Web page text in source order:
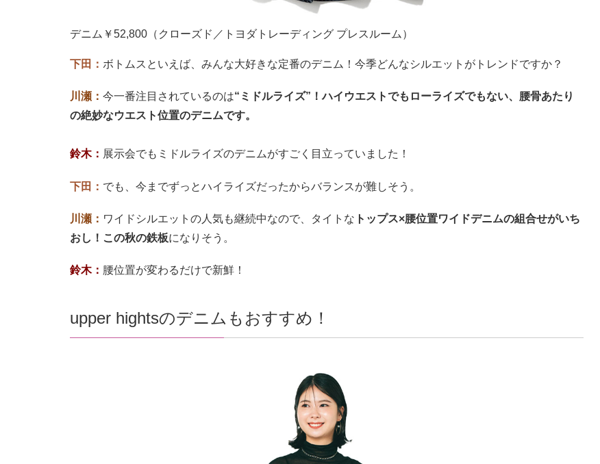
デニム￥52,800（クローズド／トヨダトレーディング プレスルーム）
下田： ボトムスといえば、みんな大好きな定番のデニム！今季どんなシルエットがトレンドですか？
川瀬： 今一番注目されているのは“ミドルライズ”！ハイウエストでもローライズでもない、腰骨あたり
の絶妙なウエスト位置のデニムです。
鈴木： 展示会でもミドルライズのデニムがすごく目立っていました！
下田： でも、今までずっとハイライズだったからバランスが難しそう。
川瀬： ワイドシルエットの人気も継続中なので、タイトな トップス×腰位置ワイドデニムの組合せがいち
おし！この秋の鉄板になりそう。
鈴木： 腰位置が変わるだけで新鮮！
upper hightsのデニムもおすすめ！